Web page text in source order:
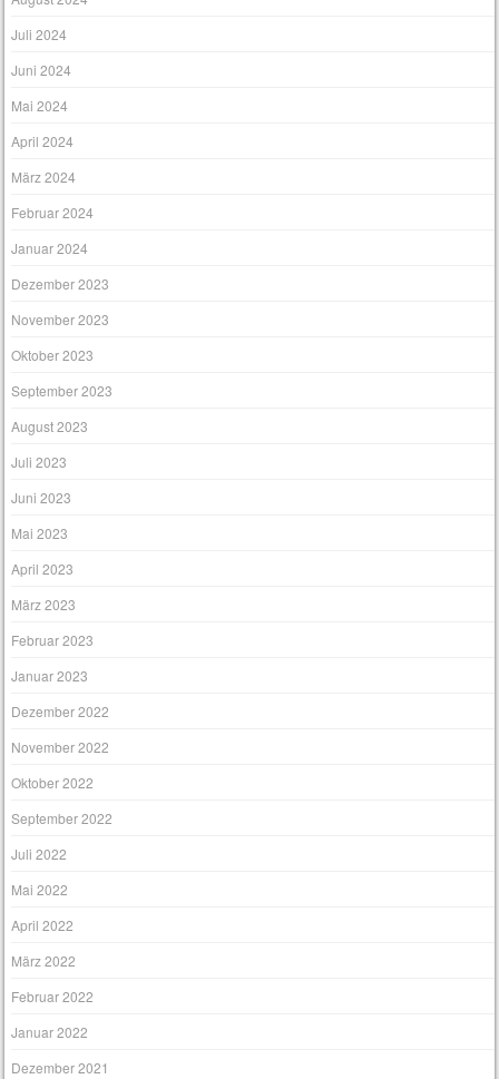
Juli 2024
Juni 2024
Mai 2024
April 2024
März 2024
Februar 2024
Januar 2024
Dezember 2023
November 2023
Oktober 2023
September 2023
August 2023
Juli 2023
Juni 2023
Mai 2023
April 2023
März 2023
Februar 2023
Januar 2023
Dezember 2022
November 2022
Oktober 2022
September 2022
Juli 2022
Mai 2022
April 2022
März 2022
Februar 2022
Januar 2022
Dezember 2021